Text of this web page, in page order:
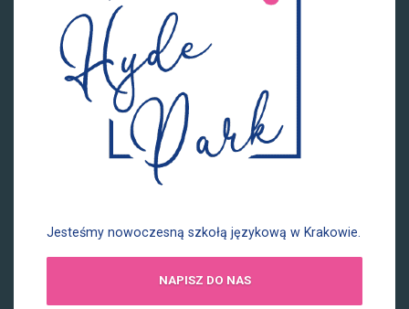
Jesteśmy nowoczesną szkołą językową w Krakowie.
NAPISZ DO NAS